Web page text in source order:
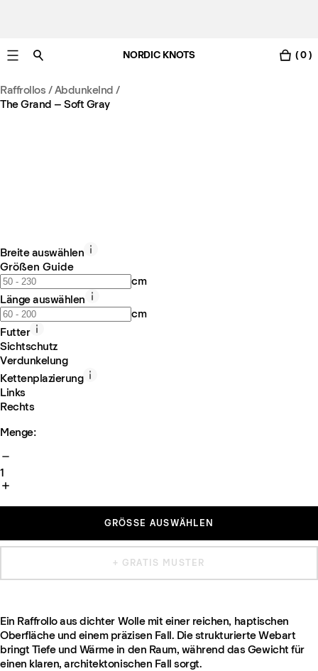
NORDIC KNOTS ( 0 )
Raffrollos / Abdunkelnd /
The Grand – Soft Gray
Breite auswählen
Größen Guide
cm
Länge auswählen
cm
Futter
Sichtschutz
Verdunkelung
Kettenplazierung
Links
Rechts
Menge:
1
GRÖSSE AUSWÄHLEN
+ GRATIS MUSTER
Ein Raffrollo aus dichter Wolle mit einer reichen, haptischen
Oberfläche und einem präzisen Fall. Die strukturierte Webart
bringt Tiefe und Wärme in den Raum, während das Gewicht für
einen klaren, architektonischen Fall sorgt.